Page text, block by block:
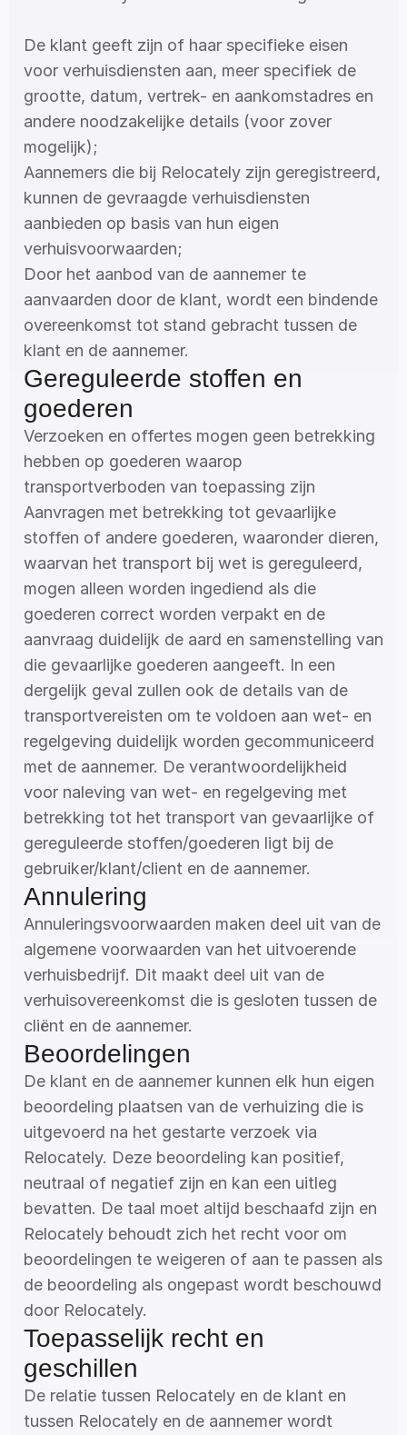
De klant geeft zijn of haar specifieke eisen
voor verhuisdiensten aan, meer specifiek de
grootte, datum, vertrek- en aankomstadres en
andere noodzakelijke details (voor zover
mogelijk);
Aannemers die bij Relocately zijn geregistreerd,
kunnen de gevraagde verhuisdiensten
aanbieden op basis van hun eigen
verhuisvoorwaarden;
Door het aanbod van de aannemer te
aanvaarden door de klant, wordt een bindende
overeenkomst tot stand gebracht tussen de
klant en de aannemer.
Gereguleerde stoffen en
goederen
Verzoeken en offertes mogen geen betrekking
hebben op goederen waarop
transportverboden van toepassing zijn
Aanvragen met betrekking tot gevaarlijke
stoffen of andere goederen, waaronder dieren,
waarvan het transport bij wet is gereguleerd,
mogen alleen worden ingediend als die
goederen correct worden verpakt en de
aanvraag duidelijk de aard en samenstelling van
die gevaarlijke goederen aangeeft. In een
dergelijk geval zullen ook de details van de
transportvereisten om te voldoen aan wet- en
regelgeving duidelijk worden gecommuniceerd
met de aannemer. De verantwoordelijkheid
voor naleving van wet- en regelgeving met
betrekking tot het transport van gevaarlijke of
gereguleerde stoffen/goederen ligt bij de
gebruiker/klant/client en de aannemer.
Annulering
Annuleringsvoorwaarden maken deel uit van de
algemene voorwaarden van het uitvoerende
verhuisbedrijf. Dit maakt deel uit van de
verhuisovereenkomst die is gesloten tussen de
cliënt en de aannemer.
Beoordelingen
De klant en de aannemer kunnen elk hun eigen
beoordeling plaatsen van de verhuizing die is
uitgevoerd na het gestarte verzoek via
Relocately. Deze beoordeling kan positief,
neutraal of negatief zijn en kan een uitleg
bevatten. De taal moet altijd beschaafd zijn en
Relocately behoudt zich het recht voor om
beoordelingen te weigeren of aan te passen als
de beoordeling als ongepast wordt beschouwd
door Relocately.
Toepasselijk recht en
geschillen
De relatie tussen Relocately en de klant en
tussen Relocately en de aannemer wordt